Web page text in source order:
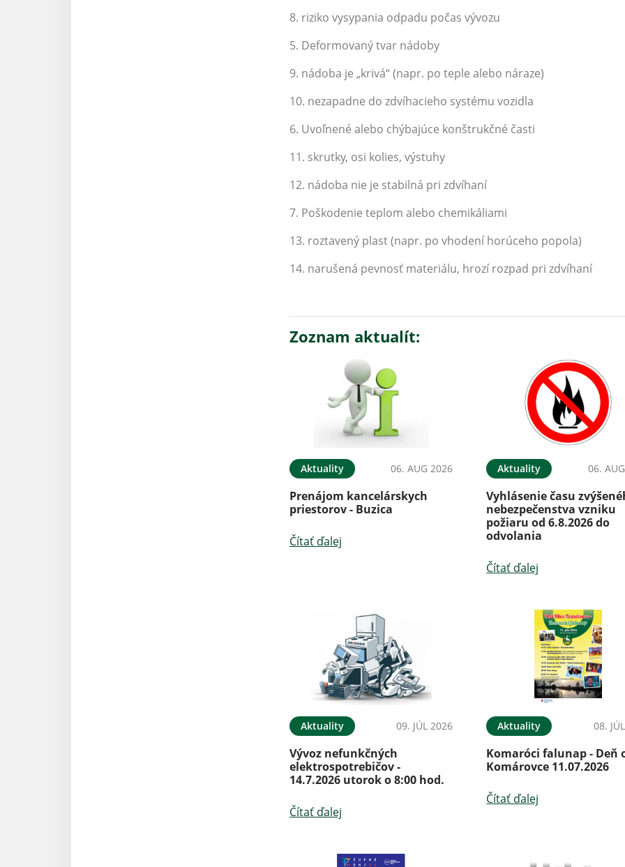
8. riziko vysypania odpadu počas vývozu
5. Deformovaný tvar nádoby
9. nádoba je „krivá“ (napr. po teple alebo náraze)
10. nezapadne do zdvíhacieho systému vozidla
6. Uvoľnené alebo chýbajúce konštrukčné časti
11. skrutky, osi kolies, výstuhy
12. nádoba nie je stabilná pri zdvíhaní
7. Poškodenie teplom alebo chemikáliami
13. roztavený plast (napr. po vhodení horúceho popola)
14. narušená pevnosť materiálu, hrozí rozpad pri zdvíhaní
Zoznam aktualít:
Aktuality 06. AUG 2026
Prenájom kancelárskych
priestorov - Buzica
Čítať ďalej
Aktuality 06.
Vyhlásenie času
nebezpečenstva vzniku
požiaru od 6.8.2026 do
odvolania
Čítať ďalej
Aktuality 09. JÚL 2026
Vývoz nefunkčných
elektrospotrebičov -
14.7.2026 utorok o 8:00 hod.
Čítať ďalej
Aktuality 08.
Komaróci falunap - Deň
Komárovce 11.07.2026
Čítať ďalej